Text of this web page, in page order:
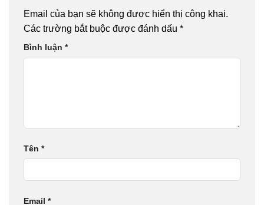
Email của bạn sẽ không được hiển thị công khai.
Các trường bắt buộc được đánh dấu *
Bình luận *
Tên *
Email *